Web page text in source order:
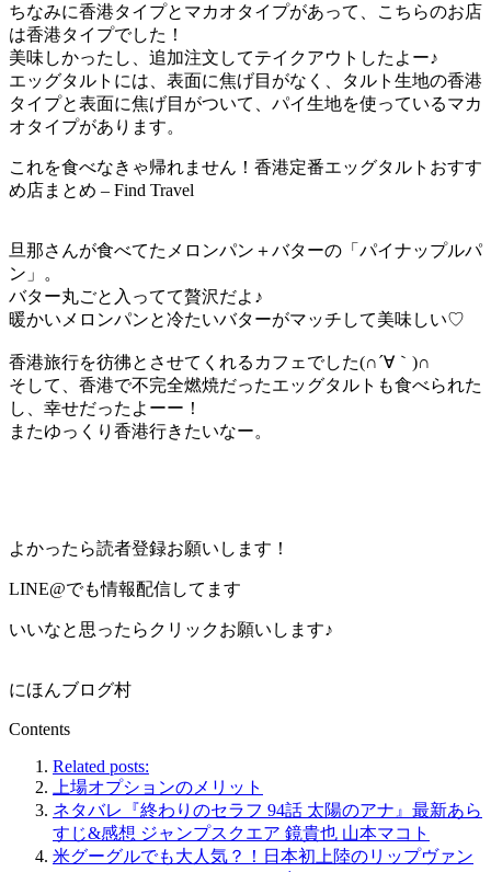
ちなみに香港タイプとマカオタイプがあって、こちらのお店
は香港タイプでした！
美味しかったし、追加注文してテイクアウトしたよー♪
エッグタルトには、表面に焦げ目がなく、タルト生地の香港
タイプと表面に焦げ目がついて、パイ生地を使っているマカ
オタイプがあります。
これを食べなきゃ帰れません！香港定番エッグタルトおすす
め店まとめ – Find Travel
旦那さんが食べてたメロンパン＋バターの「パイナップルパ
ン」。
バター丸ごと入ってて贅沢だよ♪
暖かいメロンパンと冷たいバターがマッチして美味しい♡
香港旅行を彷彿とさせてくれるカフェでした(∩´∀｀)∩
そして、香港で不完全燃焼だったエッグタルトも食べられた
し、幸せだったよーー！
またゆっくり香港行きたいなー。
よかったら読者登録お願いします！
LINE@でも情報配信してます
いいなと思ったらクリックお願いします♪
にほんブログ村
Contents
Related posts:
上場オプションのメリット
ネタバレ『終わりのセラフ 94話 太陽のアナ』最新あら
すじ&感想 ジャンプスクエア 鏡貴也 山本マコト
米グーグルでも大人気？！日本初上陸のリップヴァン